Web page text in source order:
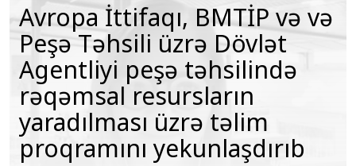
Avropa İttifaqı, BMTİP və və
Peşə Təhsili üzrə Dövlət
Agentliyi peşə təhsilində
rəqəmsal resursların
yaradılması üzrə təlim
proqramını yekunlaşdırıb